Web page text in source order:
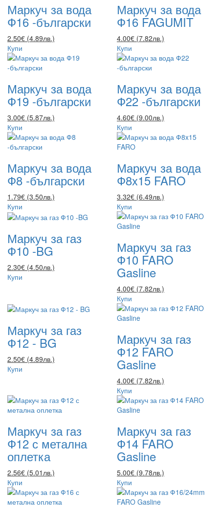
Маркуч за вода
Ф16 -български
2.50€ (4.89лв.)
Купи
Маркуч за вода
Ф16 FAGUMIT
4.00€ (7.82лв.)
Купи
Маркуч за вода
Ф19 -български
3.00€ (5.87лв.)
Купи
Маркуч за вода
Ф22 -български
4.60€ (9.00лв.)
Купи
Маркуч за вода
Ф8 -български
1.79€ (3.50лв.)
Купи
Маркуч за вода
Ф8x15 FARO
3.32€ (6.49лв.)
Купи
Маркуч за газ
Ф10 -BG
2.30€ (4.50лв.)
Купи
Маркуч за газ
Ф10 FARO
Gasline
4.00€ (7.82лв.)
Купи
Маркуч за газ
Ф12 - BG
2.50€ (4.89лв.)
Купи
Маркуч за газ
Ф12 FARO
Gasline
4.00€ (7.82лв.)
Купи
Маркуч за газ
Ф12 с метална
оплетка
2.56€ (5.01лв.)
Купи
Маркуч за газ
Ф14 FARO
Gasline
5.00€ (9.78лв.)
Купи